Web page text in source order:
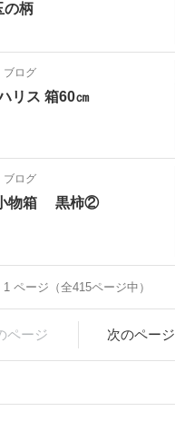
の柄
ブログ
ス 箱60㎝
ブログ
物箱 黒柿②
1 ページ（全415ページ中）
ページ 次のページ